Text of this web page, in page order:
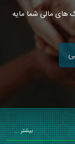
های مالی شما مایه
بیشتر ...